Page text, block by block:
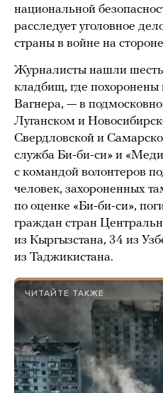
национальной
расследует уголовное
страны в войне на
Журналисты нашли
кладбищ, где
Вагнера, — в
Луганском и
Свердловской и
служба Би-би-си» и
с командой волонтеров
человек, захороненных
по оценке «Би-би-си»,
граждан стран
из Кыргызстана, 34 из
из Таджикистана.
ЧИТАЙТЕ ТАКЖЕ